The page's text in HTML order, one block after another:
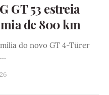
GT 53 estreia
de 800 km
do novo GT 4-Türer